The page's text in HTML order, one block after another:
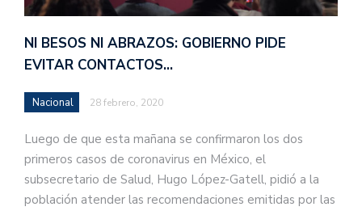
NI BESOS NI ABRAZOS: GOBIERNO PIDE
EVITAR CONTACTOS…
Nacional 28 febrero, 2020
Luego de que esta mañana se confirmaron los dos
primeros casos de coronavirus en México, el
subsecretario de Salud, Hugo López-Gatell, pidió a la
población atender las recomendaciones emitidas por las